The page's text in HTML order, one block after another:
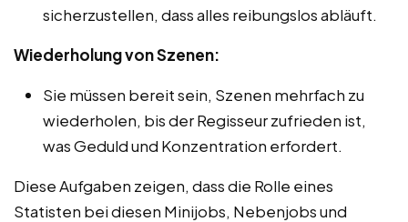
sicherzustellen, dass alles reibungslos abläuft.
Wiederholung von Szenen:
Sie müssen bereit sein, Szenen mehrfach zu
wiederholen, bis der Regisseur zufrieden ist,
was Geduld und Konzentration erfordert.
Diese Aufgaben zeigen, dass die Rolle eines
Statisten bei diesen Minijobs, Nebenjobs und